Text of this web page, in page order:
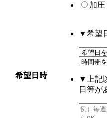
加
希望日時
▼希望
▼上記
日等が